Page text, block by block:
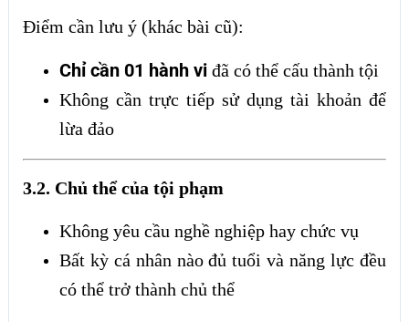
Điểm cần lưu ý (khác bài cũ):
Chỉ cần 01 hành viđã có thể cấu thành tội
Không cần trực tiếp sử dụng tài khoản để
lừa đảo
3.2. Chủ thể của tội phạm
Không yêu cầu nghề nghiệp hay chức vụ
Bất kỳ cá nhân nào đủ tuổi và năng lực đều
có thể trở thành chủ thể